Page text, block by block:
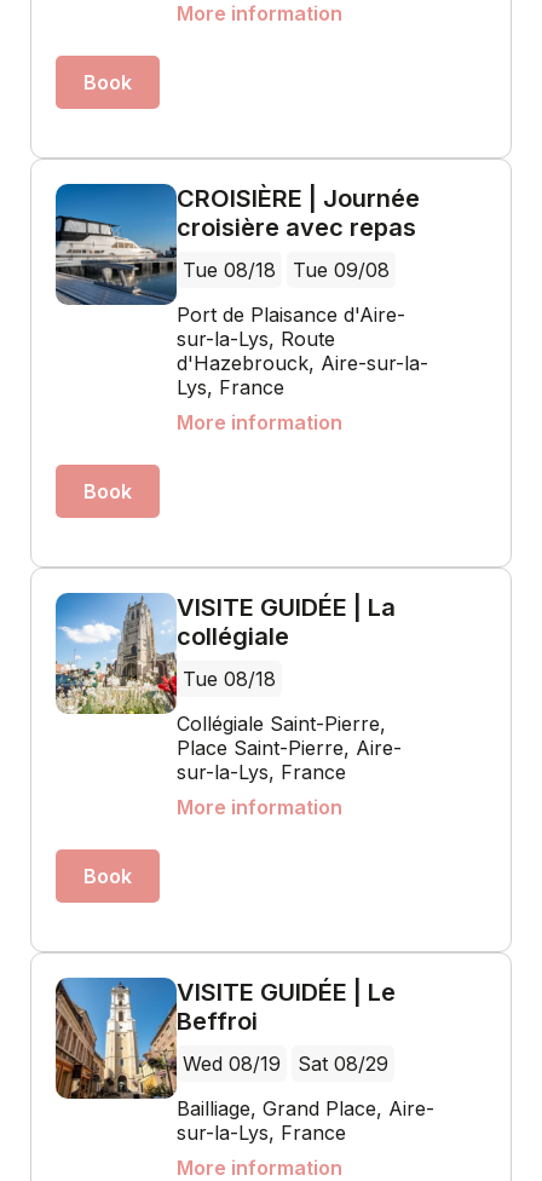
More information
Book
CROISIÈRE | Journée
croisière avec repas
Tue 08/18
Tue 09/08
Port de Plaisance d'Aire-
sur-la-Lys, Route
d'Hazebrouck, Aire-sur-la-
Lys, France
More information
Book
VISITE GUIDÉE | La
collégiale
Tue 08/18
Collégiale Saint-Pierre,
Place Saint-Pierre, Aire-
sur-la-Lys, France
More information
Book
VISITE GUIDÉE | Le
Beffroi
Wed 08/19
Sat 08/29
Bailliage, Grand Place, Aire-
sur-la-Lys, France
More information